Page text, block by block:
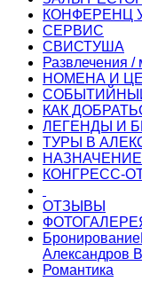
КОНФЕРЕНЦ
СЕРВИС
СВИСТУША
Развлечения /
НОМЕНА И
КАК
ЛЕГЕНДЫ И
ТУРЫ В
КОНГРЕСС-
ОТЗЫВЫ
Бронирование
Александров
Романтика